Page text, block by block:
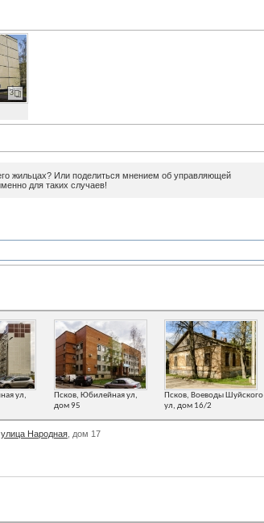
3
жильцах? Или поделиться мнением об управляющей
для таких случаев!
ул,
Псков, Юбилейная ул,
дом 95
Псков, Воеводы Шуйского
ул, дом 16/2
улица Народная , дом 17